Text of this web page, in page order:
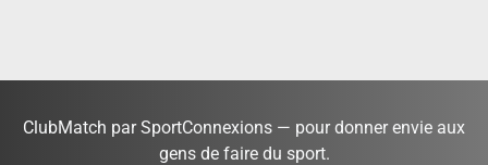
ClubMatch par SportConnexions — pour donner envie aux
gens de faire du sport.